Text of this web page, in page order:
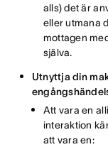
alls) det är
eller utmana
mottagen
själva.
Utnyttja din
Att vara en
interaktion
att vara en: